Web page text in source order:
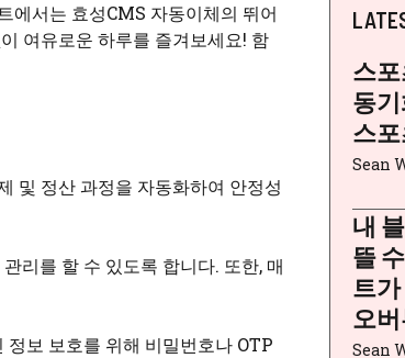
에서는 효성CMS 자동이체의 뛰어
여유로운 하루를 즐겨보세요! 함
및 정산 과정을 자동화하여 안정성
리를 할 수 있도록 합니다. 또한, 매
보 보호를 위해 비밀번호나 OTP
스
동
스
Sean
내
뜰
트
오
Sean